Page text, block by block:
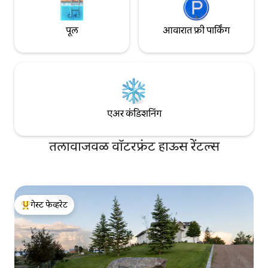
पूल आवारात फ्री पार्किंग
एअर कंडिशनिंग
तलावाजवळ वॉटरफ्रंट हाऊस रेंटल्स
टॉप गेस्ट फेव्हरेट
गेस्ट फेव्हरेट